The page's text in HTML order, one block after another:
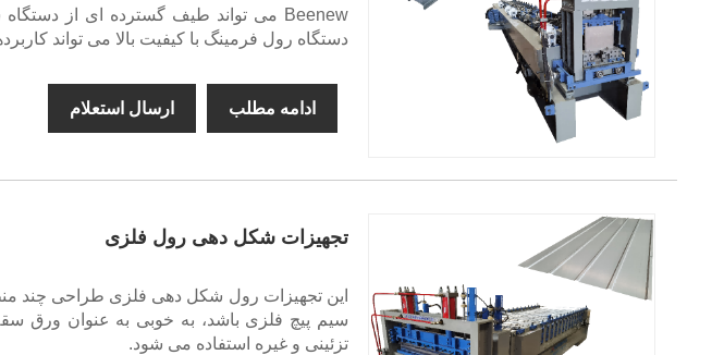
دستگاه رول فرمینگ با کیفیت بالا می تواند
ادامه مطلب ارسال استعلام
تجهیزات شکل دهی رول فلزی
این تجهیزات رول شکل دهی فلزی طراحی چند
سیم پیچ فلزی باشد، به خوبی به عنوان ورق
تزئینی و غیره استفاده می شود.